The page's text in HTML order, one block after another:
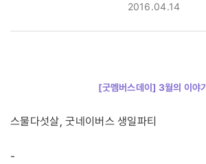
2016.04.14
[굿멤버스데이] 3월의 이야기
스물다섯살, 굿네이버스 생일파티
-